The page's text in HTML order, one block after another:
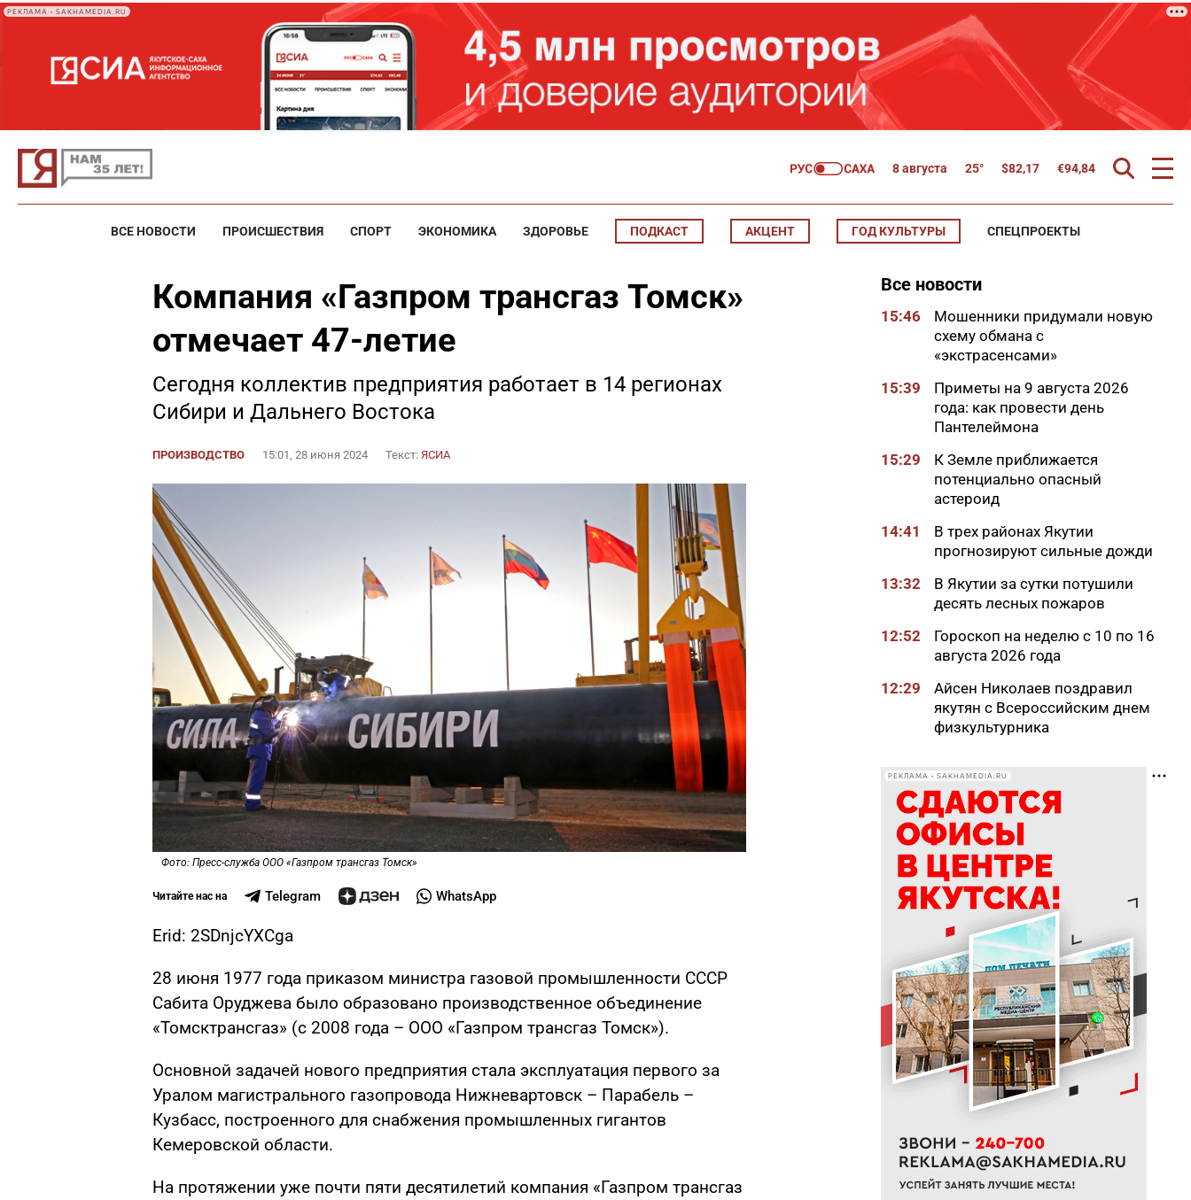
РЕКЛАМА • SAKHAMEDIA.RU
8 августа 25° $82,17 €94,84
ВСЕ НОВОСТИ ПРОИСШЕСТВИЯ СПОРТ ЭКОНОМИКА ЗДОРОВЬЕ ПОДКАСТ АКЦЕНТ ГОД КУЛЬТУРЫ СПЕЦПРОЕКТЫ
Компания «Газпром трансгаз Томск»
отмечает 47-летие
Сегодня коллектив предприятия работает в 14 регионах
Сибири и Дальнего Востока
ПРОИЗВОДСТВО 15:01, 28 июня 2024 Текст: ЯСИА
Фото: Пресс-служба ООО «Газпром трансгаз Томск»
Читайте нас на Telegram WhatsApp
Erid: 2SDnjcYXCga
28 июня 1977 года приказом министра газовой промышленности СССР
Сабита Оруджева было образовано производственное объединение
«Томсктрансгаз» (с 2008 года – ООО «Газпром трансгаз Томск»).
Основной задачей нового предприятия стала эксплуатация первого за
Уралом магистрального газопровода Нижневартовск – Парабель –
Кузбасс, построенного для снабжения промышленных гигантов
Кемеровской области.
На протяжении уже почти пяти десятилетий компания «Газпром трансгаз
Все новости
15:46
Мошенники придумали новую
схему обмана с
«экстрасенсами»
15:39
Приметы на 9 августа 2026
года: как провести день
Пантелеймона
15:29
К Земле приближается
потенциально опасный
астероид
14:41
В трех районах Якутии
прогнозируют сильные дожди
13:32
В Якутии за сутки потушили
десять лесных пожаров
12:52
Гороскоп на неделю с 10 по 16
августа 2026 года
12:29
Айсен Николаев поздравил
якутян с Всероссийским днем
физкультурника
выучить язык и не бросить на
полпути
11:35
Российские школьники будут
учиться по новой программе
11:15
Автодорогу «Анабар» в Якутии
перекрыли из-за лесного
пожара
10:56
Новая платформа ЕР поможет
ветеранам СВО найти работу
10:22
В Усть-Майском районе
ликвидировали лесной пожар
на 13 гектарах
10:01
Якутяне рассказали, что
считают главным подарком в
09:41
Сколько стоит, собрать
ребенка в школу на Дальнем
Востоке
РЕКЛАМА • SAKHAMEDIA.RU